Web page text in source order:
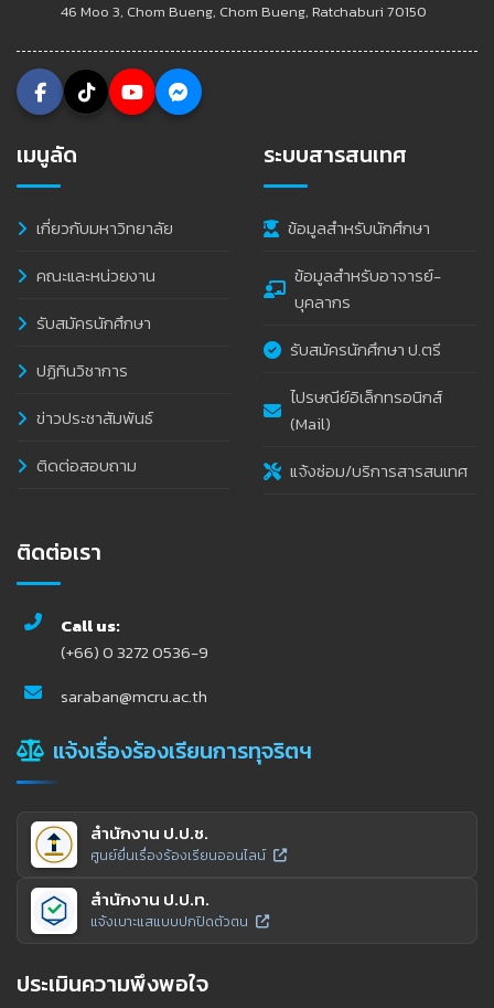
46 Moo 3, Chom Bueng, Chom Bueng, Ratchaburi 70150
เมนูลัด
เกี่ยวกับมหาวิทยาลัย
คณะและหน่วยงาน
รับสมัครนักศึกษา
ปฏิทินวิชาการ
ข่าวประชาสัมพันธ์
ติดต่อสอบถาม
ระบบสารสนเทศ
ข้อมูลสำหรับนักศึกษา
ข้อมูลสำหรับอาจารย์-
บุคลากร
รับสมัครนักศึกษา ป.ตรี
ไปรษณีย์อิเล็กทรอนิกส์
(Mail)
แจ้งซ่อม/บริการสารสนเทศ
ติดต่อเรา
Call us:
(+66) 0 3272 0536-9
saraban@mcru.ac.th
แจ้งเรื่องร้องเรียนการทุจริตฯ
สำนักงาน ป.ป.ช.
ศูนย์ยื่นเรื่องร้องเรียนออนไลน์
สำนักงาน ป.ป.ท.
แจ้งเบาะแสแบบปกปิดตัวตน
ประเมินความพึงพอใจ